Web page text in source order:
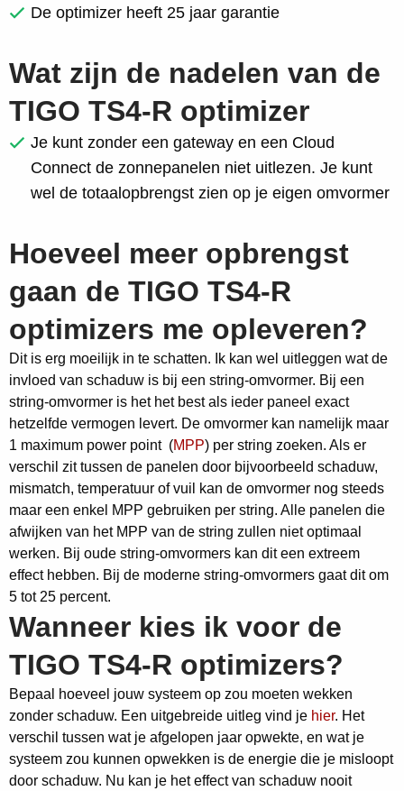
De optimizer heeft 25 jaar garantie
Wat zijn de nadelen van de
TIGO TS4-R optimizer
Je kunt zonder een gateway en een Cloud
Connect de zonnepanelen niet uitlezen. Je kunt
wel de totaalopbrengst zien op je eigen omvormer
Hoeveel meer opbrengst
gaan de TIGO TS4-R
optimizers me opleveren?
Dit is erg moeilijk in te schatten. Ik kan wel uitleggen wat de
invloed van schaduw is bij een string-omvormer. Bij een
string-omvormer is het het best als ieder paneel exact
hetzelfde vermogen levert. De omvormer kan namelijk maar
1 maximum power point (MPP) per string zoeken. Als er
verschil zit tussen de panelen door bijvoorbeeld schaduw,
mismatch, temperatuur of vuil kan de omvormer nog steeds
maar een enkel MPP gebruiken per string. Alle panelen die
afwijken van het MPP van de string zullen niet optimaal
werken. Bij oude string-omvormers kan dit een extreem
effect hebben. Bij de moderne string-omvormers gaat dit om
5 tot 25 percent.
Wanneer kies ik voor de
TIGO TS4-R optimizers?
Bepaal hoeveel jouw systeem op zou moeten wekken
zonder schaduw. Een uitgebreide uitleg vind je hier. Het
verschil tussen wat je afgelopen jaar opwekte, en wat je
systeem zou kunnen opwekken is de energie die je misloopt
door schaduw. Nu kan je het effect van schaduw nooit